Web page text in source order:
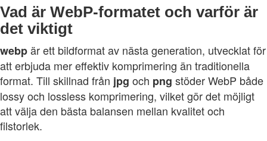
Vad är WebP‑formatet och varför är
det viktigt
webpär ett bildformat av nästa generation, utvecklat för
att erbjuda mer effektiv komprimering än traditionella
format. Till skillnad från jpg och png stöder WebP både
lossy och lossless komprimering, vilket gör det möjligt
att välja den bästa balansen mellan kvalitet och
filstorlek.